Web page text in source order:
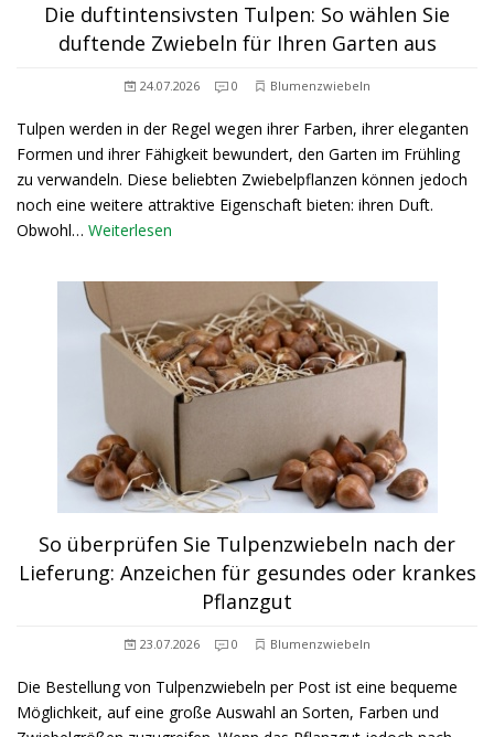
Die duftintensivsten Tulpen: So wählen Sie
duftende Zwiebeln für Ihren Garten aus
24.07.2026 0 Blumenzwiebeln
Tulpen werden in der Regel wegen ihrer Farben, ihrer eleganten
Formen und ihrer Fähigkeit bewundert, den Garten im Frühling
zu verwandeln. Diese beliebten Zwiebelpflanzen können jedoch
noch eine weitere attraktive Eigenschaft bieten: ihren Duft.
Obwohl… Weiterlesen
So überprüfen Sie Tulpenzwiebeln nach der
Lieferung: Anzeichen für gesundes oder krankes
Pflanzgut
23.07.2026 0 Blumenzwiebeln
Die Bestellung von Tulpenzwiebeln per Post ist eine bequeme
Möglichkeit, auf eine große Auswahl an Sorten, Farben und